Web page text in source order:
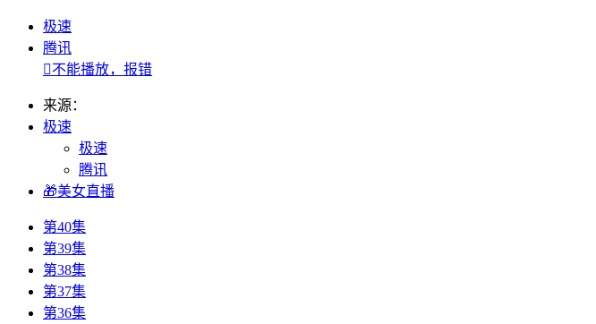
极速
腾讯
不能播放，报错
来源：
极速
极速
腾讯
🎁美女直播
第40集
第39集
第38集
第37集
第36集